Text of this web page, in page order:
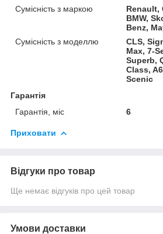
Сумісність з маркою
Renault,
BMW,
Benz,
Сумісність з моделлю
CLS,
Max, 7-
Superb,
Class,
Scenic
Гарантія
Гарантія, міс
6
Приховати
Відгуки про товар
Ще немає відгуків про цей товар
Умови доставки